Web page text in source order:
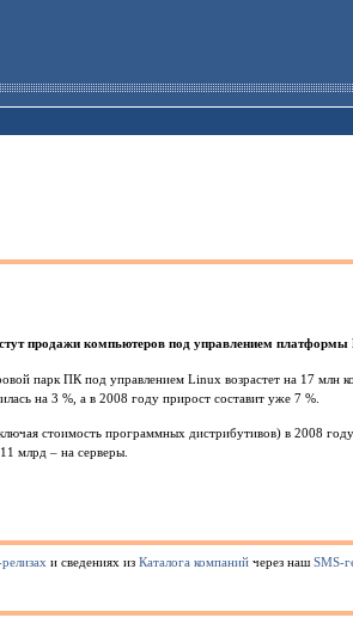
продажи компьютеров под управлением
парк ПК под управлением Linux возрастет на 17 млн
на 3 %, а в 2008 году прирост составит уже 7 %.
стоимость программных дистрибутивов) в 2008
млрд – на серверы.
и сведениях из Каталога компаний через наш SMS-